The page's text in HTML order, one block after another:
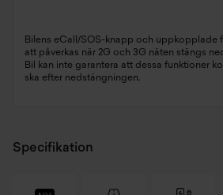
Bilens eCall/SOS-knapp och uppkopplade
att påverkas när 2G och 3G näten stängs
Bil kan inte garantera att dessa funktioner
ska efter nedstängningen.
Specifikation